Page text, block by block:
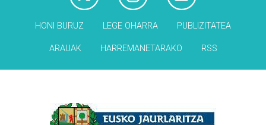
HONI BURUZ LEGE OHARRA PUBLIZITATEA
ARAUAK HARREMANETARAKO RSS